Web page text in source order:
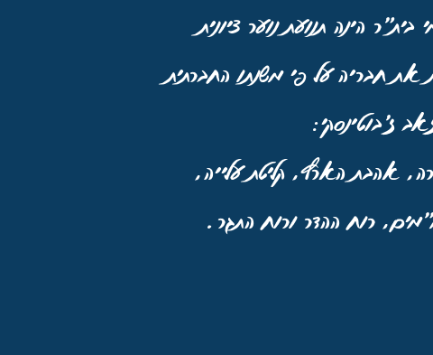
בית"ר הינה תנועת נוער ציונית
את חבריה על פי משנתו החברתית
ז'בוטינסקי:
אהבת הארץ, קליטת עלייה,